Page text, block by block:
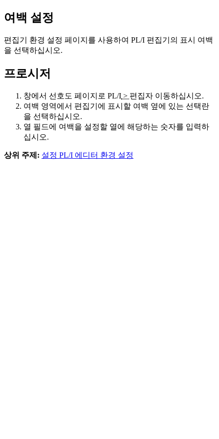
여백 설정
편집기
환경 설정 페이지를 사용하여 PL/I 편집기의 표시 여백
을 선택하십시오.
프로시저
창에서 선호도 페이지로 PL/I > 편집자 이동하십시오.
여백 영역에서 편집기에 표시할 여백 옆에 있는 선택란
을 선택하십시오.
열 필드에 여백을 설정할 열에 해당하는 숫자를 입력하
십시오.
상위 주제: 설정 PL/I 에디터 환경 설정